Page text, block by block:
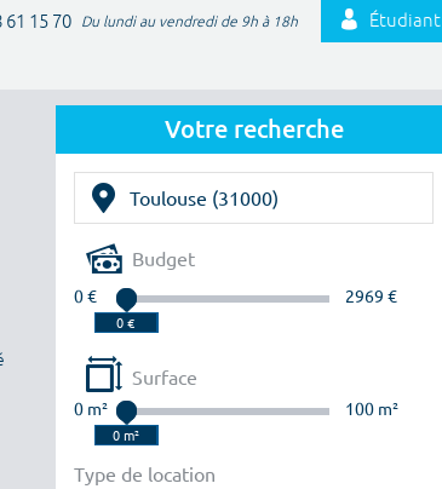
61 15 70 Du lundi au vendredi de 9h à 18h Étudiant
Votre recherche
Budget
0 € 2969 €
Surface
0 m² 100 m²
Type de location